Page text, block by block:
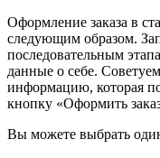
Оформление заказа в
следующим образом.
последовательным
данные о себе.
информацию, которая
кнопку «Оформить
Вы можете выбрать